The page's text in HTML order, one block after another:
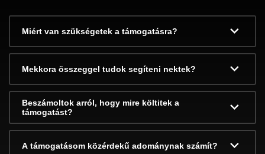
Miért van szükségetek a támogatásra?
Mekkora összeggel tudok segíteni nektek?
Beszámoltok arról, hogy mire költitek a
támogatást?
A támogatásom közérdekű adománynak számít?